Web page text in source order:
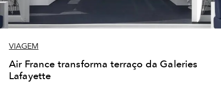
VIAGEM
Air France transforma terraço da Galeries
Lafayette